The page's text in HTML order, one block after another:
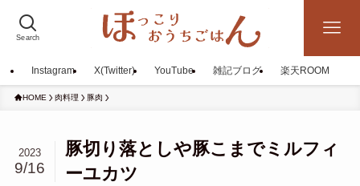
Search
Instagram X(Twitter) YouTube 雑記ブログ 楽天ROOM
HOME 肉料理 豚肉
豚切り落としや豚こまでミルフィ
ーユカツ
2023
9/16